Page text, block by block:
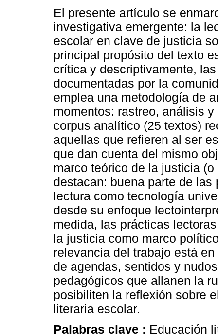
El presente artículo se
investigativa emergente: la
escolar en clave de justicia
principal propósito del texto
crítica y descriptivamente,
documentadas por la
emplea una metodología de
momentos: rastreo, análisis
corpus analítico (25 textos)
aquellas que refieren al ser
que dan cuenta del mismo
marco teórico de la justicia
destacan: buena parte de
lectura como tecnología
desde su enfoque
medida, las prácticas
la justicia como marco
relevancia del trabajo está
de agendas, sentidos y
pedagógicos que allanen la
posibiliten la reflexión sobre
literaria escolar.
Palabras clave : Educación